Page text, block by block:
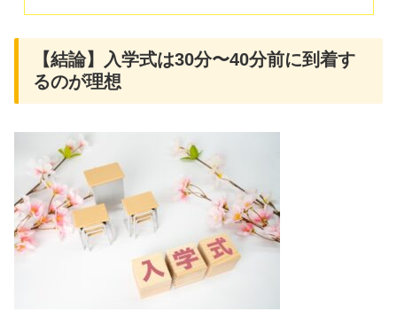
【結論】入学式は30分〜40分前に到着す
るのが理想